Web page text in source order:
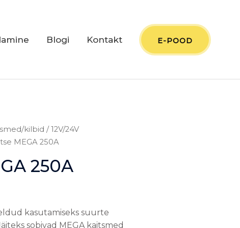
Blogi Kontakt E-POOD
kilbid /12V/24V
MEGA 250A
250A
kasutamiseks suurte
sobivad MEGA kaitsmed